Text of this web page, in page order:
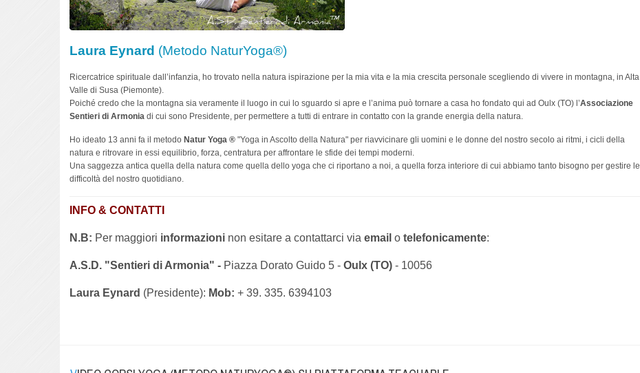
Laura Eynard (Metodo NaturYoga®)
Ricercatrice spirituale dall’infanzia, ho trovato nella natura ispirazione per la mia vita e la mia crescita personale scegliendo di vivere in montagna, in Alta
Valle di Susa (Piemonte).
Poiché credo che la montagna sia veramente il luogo in cui lo sguardo si apre e l’anima può tornare a casa ho fondato qui ad Oulx (TO) l’Associazione
Sentieri di Armonia di cui sono Presidente, per permettere a tutti di entrare in contatto con la grande energia della natura.
Ho ideato 13 anni fa il metodoNatur Yoga ®"Yoga in Ascolto della Natura" per riavvicinare gli uomini e le donne del nostro secolo ai ritmi, i cicli della
natura e ritrovare in essi equilibrio, forza, centratura per affrontare le sfide dei tempi moderni.
Una saggezza antica quella della natura come quella dello yoga che ci riportano a noi, a quella forza interiore di cui abbiamo tanto bisogno per gestire le
difficoltà del nostro quotidiano.
INFO & CONTATTI
N.B: Per maggiori informazioni non esitare a contattarci viaemail otelefonicamente:
A.S.D. "Sentieri di Armonia" - Piazza Dorato Guido 5 -Oulx (TO) - 10056
Laura Eynard (Presidente): Mob: + 39. 335. 6394103